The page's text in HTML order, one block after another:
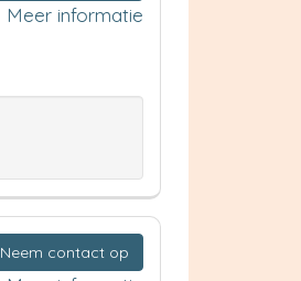
Meer informatie
Neem contact op